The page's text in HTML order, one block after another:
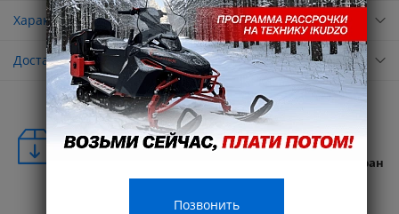
Характеристики
Доставка
Удобная доставка
Бесплатная доставка в любую точку России и стран
СНГ
Позвонить